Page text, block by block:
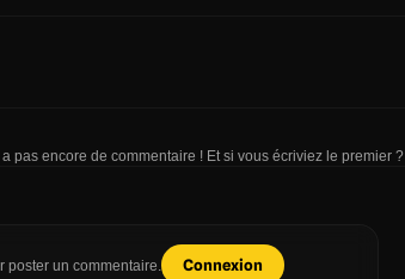
a pas encore de commentaire ! Et si vous écriviez le premier ?
poster un commentaire. Connexion